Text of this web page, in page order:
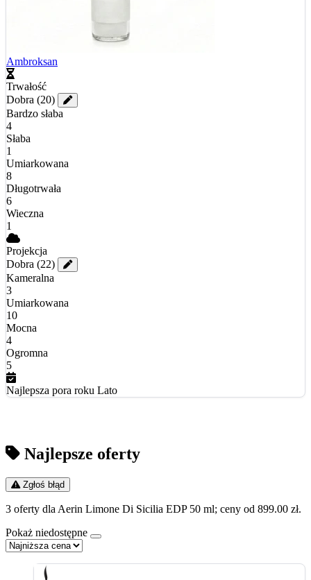
Ambroksan
Trwałość
Dobra (20)
Bardzo słaba
4
Słaba
1
Umiarkowana
8
Długotrwała
6
Wieczna
1
Projekcja
Dobra (22)
Kameralna
3
Umiarkowana
10
Mocna
4
Ogromna
5
Najlepsza pora roku Lato
Najlepsze oferty
Zgłoś błąd
3 oferty dla Aerin Limone Di Sicilia EDP 50 ml; ceny od 899.00 zł.
Pokaż niedostępne